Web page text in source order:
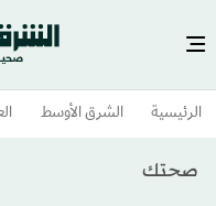
الرئيسية الشرق الأوسط​
صحتك